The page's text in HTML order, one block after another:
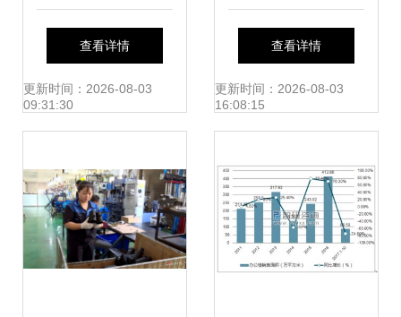
调研及行业深度分
析 新常态下的变革
查看详情
更新时间：2026-08-03
09:31:30
份富山工厂 洞察市
场需求，驱动高质
查看详情
更新时间：2026-08-03
16:08:15